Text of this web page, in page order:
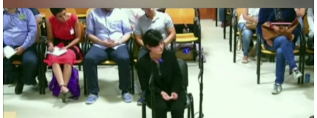
asesinato de Asunta, su hija adoptiva |Así fue la declaración de
Rosario Porto en el juicio sobre el asesinato de Asunta, su hija
adoptiva